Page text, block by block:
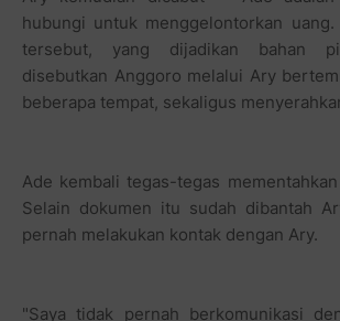
Ade kembali tegas-tegas
Selain dokumen itu sudah dibantah
pernah melakukan kontak dengan Ary.
"Saya tidak pernah berkomunikasi
baik langsung maupun melalui alat
tutup Ade.(ndr/nrl)